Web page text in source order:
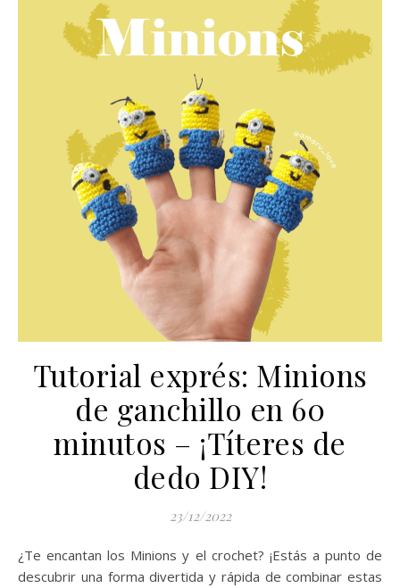
Tutorial exprés: Minions
de ganchillo en 60
minutos – ¡Títeres de
dedo DIY!
23/12/2022
¿Te encantan los Minions y el crochet? ¡Estás a punto de
descubrir una forma divertida y rápida de combinar estas